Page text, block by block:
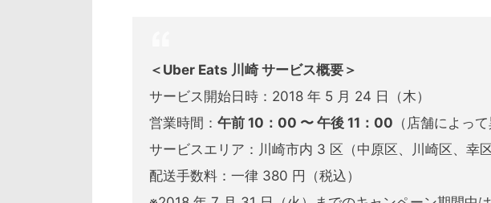
＜Uber Eats 川崎 サービス概要＞
サービス開始日時：2018 年 5 月 24 日（木）
営業時間： 午前 10：00 〜 午後 11：00 （店舗によっ
サービスエリア：川崎市内 3 区（中原区、川崎区、幸
配送手数料：一律 380 円（税込）